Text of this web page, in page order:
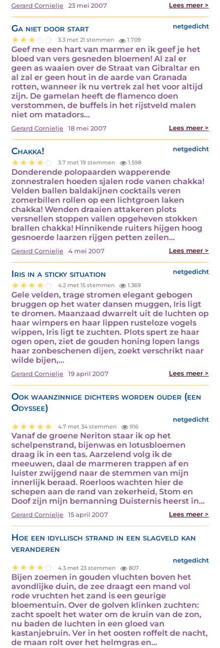
Gerard Cornielje 23 mei 2007 Lees meer >
Ga niet door start netgedicht
3.3 met 21 stemmen 1.709
Geef me een hart van marmer en ik geef je het
bloed van vers gesneden bloemen! Al zal er
geen as waaien over de Straat van Gibraltar en
al zal er geen hout in de aarde van Granada
rotten, wanneer ik nu vertrek zal het voor altijd
zijn. De gamelan heeft de flamenco doen
verstommen, de buffels in het rijstveld malen
niet om matadors…
Gerard Cornielje 18 mei 2007 Lees meer >
Chakka! netgedicht
3.7 met 19 stemmen 1.598
Donderende polopaarden wapperende
zonnestralen hoeden sjalen rode vanen chakka!
Velden ballen baldakijnen cocktails veren
zomerbillen rollen op een lichtgroen laken
chakka! Wenden draaien attakeren plots
versnellen stoppen vallen opgeheven stokken
brallen chakka! Hinnikende ruiters hijgen hoog
gesnoerde laarzen rijgen petten zeilen…
Gerard Cornielje 4 mei 2007 Lees meer >
Iris in a sticky situation netgedicht
4.2 met 15 stemmen 1.369
Gele velden, trage stromen elegant gebogen
bruggen op het water dansen muggen, Iris ligt
te dromen. Maanzaad dwarrelt uit de luchten op
haar wimpers en haar lippen rusteloze vogels
wippen, Iris ligt te zuchten. Plots spert ze haar
ogen open, ziet de gouden honing lopen langs
haar zonbeschenen dijen, zoekt verschrikt naar
wilde bijen,…
Gerard Cornielje 19 april 2007 Lees meer >
Ook waanzinnige dichters worden ouder (een
Odyssee)
netgedicht
4.7 met 34 stemmen 916
Vanaf de groene Neriton staar ik op het
schelpenstrand, bijenwas en lotusbloemen
draag ik in een tas. Aarzelend volg ik de
meeuwen, daal de marmeren trappen af en
luister zwijgend naar de stemmen van mijn
innerlijk beraad. Roerloos wachten hier de
schepen aan de rand van zekerheid, Stom en
Doof zijn mijn bemanning Duisternis heerst in…
Gerard Cornielje 15 april 2007 Lees meer >
Hoe een idyllisch strand in een slagveld kan
veranderen
netgedicht
4.3 met 23 stemmen 807
Bijen zoemen in gouden vluchten boven het
avondlijke duin, de zee draagt een mand vol
rode vruchten het zand is een geurige
bloementuin. Over de golven klinken zuchten:
zacht spoelt het water om de kruin van de zon,
nu baden de luchten in een gloed van
kastanjebruin. Ver in het oosten roffelt de nacht,
de maan rolt over het helmgras en…